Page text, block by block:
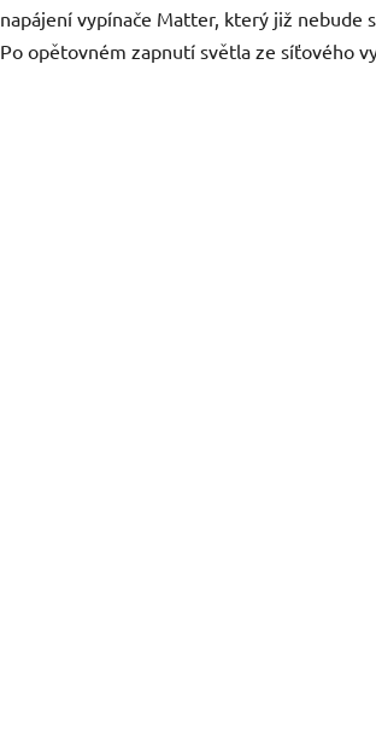
napájení vypínače Matter, který již nebude
Po opětovném zapnutí světla ze síťového